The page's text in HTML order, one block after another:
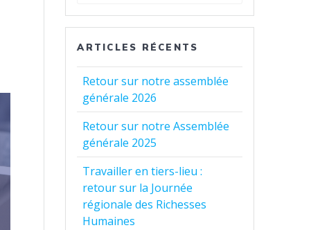
:
ARTICLES RÉCENTS
Retour sur notre assemblée
générale 2026
Retour sur notre Assemblée
générale 2025
Travailler en tiers-lieu :
retour sur la Journée
régionale des Richesses
Humaines